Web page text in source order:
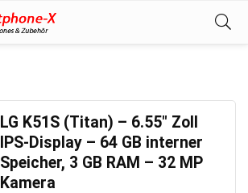
LG K51S (Titan) – 6.55″ Zoll
IPS-Display – 64 GB interner
Speicher, 3 GB RAM – 32 MP
Kamera